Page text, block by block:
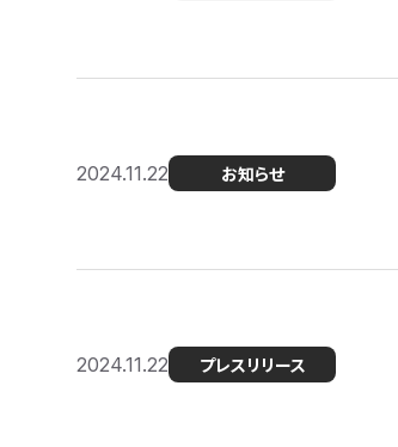
2024.11.22 お知らせ
2024.11.22 プレスリリース